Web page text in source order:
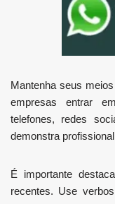
Mantenha seus
empresas entrar
telefones, redes
demonstra
É importante
recentes. Use